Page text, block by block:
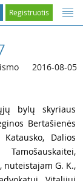
Registruotis
2016-08-05
bylų skyriaus
Bertašienės
Dalios
G. K.,